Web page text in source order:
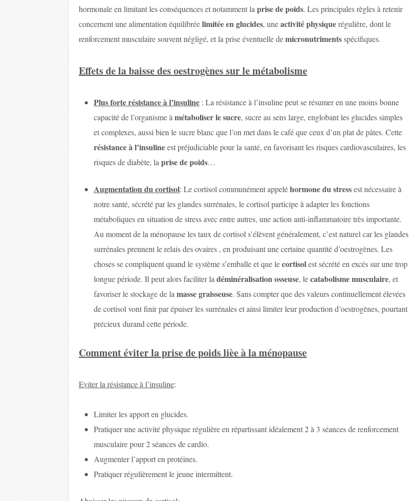
hormonale en limitant les conséquences et notamment la prise de poids. Les principales règles à retenir
concernent une alimentation équilibréelimitée en glucides, uneactivité physiquerégulière, dont le
renforcement musculaire souvent négligé, et la prise éventuelle demicronutrimentsspécifiques.
Effets de la baisse des oestrogènes sur le métabolisme
Plus forte résistance à l’insuline : La résistance à l’insuline peut se résumer en une moins bonne
capacité de l’organisme à métaboliser le sucre, sucre au sens large, englobant les glucides simples
et complexes, aussi bien le sucre blanc que l’on met dans le café que ceux d’un plat de pâtes. Cette
résistance à l’insulineest préjudiciable pour la santé, en favorisant les risques cardiovasculaires, les
risques de diabète, la prise de poids…
Augmentation du cortisol: Le cortisol communément appeléhormone dustressest nécessaire à
notre santé, sécrété par les glandes surrénales, le cortisol participe à adapter les fonctions
métaboliques en situation de stress avec entre autres, une action anti-inflammatoire très importante.
Au moment de la ménopause les taux de cortisol s’élèvent généralement, c’est naturel car les glandes
surrénales prennent le relais des ovaires , en produisant une certaine quantité d’oestrogènes. Les
choses se compliquent quand le système s’emballe et que lecortisolest sécrété en excés sur une trop
longue période. Il peut alors faciliter la déminéralisation osseuse, lecatabolisme musculaire, et
favoriser le stockage de la masse graisseuse. Sans compter que des valeurs continuellement élevées
de cortisol vont finir par épuiser les surrénales et ainsi limiter leur production d’oestrogènes, pourtant
précieux durand cette période.
Comment éviter la prise de poids lièe à la ménopause
Eviter la résistance à l’insuline:
Limiter les apport en glucides.
Pratiquer une activité physique régulière en répartissant idéalement 2 à 3 séances de renforcement
musculaire pour 2 séances de cardio.
Augmenter l’apport en protéines.
Pratiquer régulièrement le jeune intermittent.